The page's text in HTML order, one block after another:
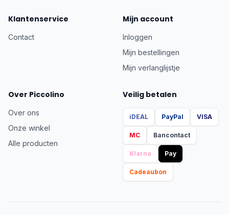
Klantenservice
Contact
Mijn account
Inloggen
Mijn bestellingen
Mijn verlanglijstje
Over Piccolino
Over ons
Onze winkel
Alle producten
Veilig betalen
iDEAL PayPal VISA
MC Bancontact
Klarna Pay
Cadeaubon